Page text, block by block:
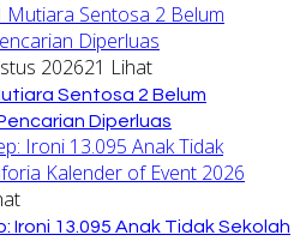
202621 Lihat
Sentosa 2 Belum
Diperluas
Ironi 13.095 Anak Tidak Sekolah